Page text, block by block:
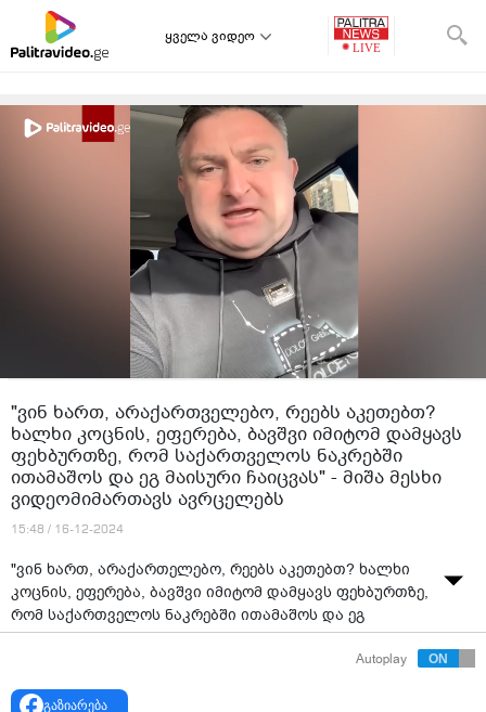
ყველა ვიდეო
"ვინ ხართ, არაქართველებო, რეებს აკეთებთ?
ხალხი კოცნის, ეფერება, ბავშვი იმიტომ დამყავს
ფეხბურთზე, რომ საქართველოს ნაკრებში
ითამაშოს და ეგ მაისური ჩაიცვას" - მიშა მესხი
ვიდეომიმართავს ავრცელებს
15:48 / 16-12-2024
"ვინ ხართ, არაქართელებო, რეებს აკეთებთ? ხალხი
კოცნის, ეფერება, ბავშვი იმიტომ დამყავს ფეხბურთზე,
რომ საქართველოს ნაკრებში ითამაშოს და ეგ
მაისური ჩაიცვას" - მიშა მესხი ვიდეომიმართავს
Autoplay
გაზიარება